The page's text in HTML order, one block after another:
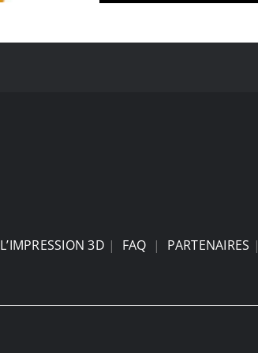
L’IMPRESSION 3D | FAQ | PARTENAIRES